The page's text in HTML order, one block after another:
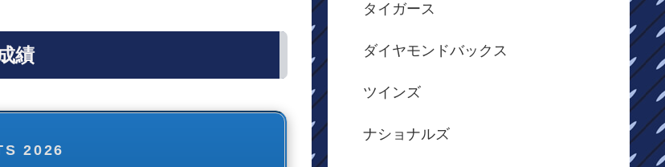
績
2026
タイガース
ダイヤモンドバックス
ツインズ
ナショナルズ